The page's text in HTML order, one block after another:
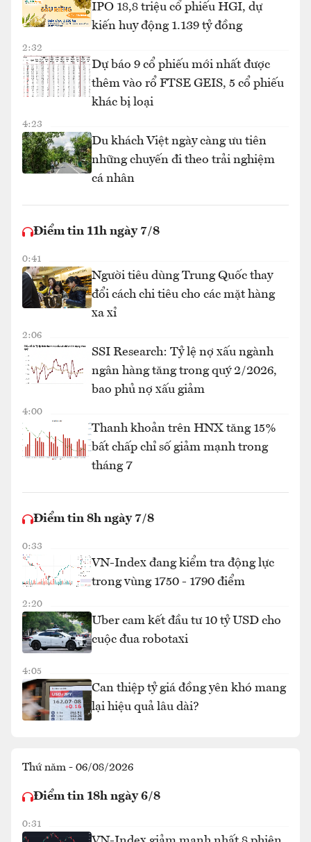
IPO 18,8 triệu cổ phiếu HGI, dự
kiến huy động 1.139 tỷ đồng
2:32
Dự báo 9 cổ phiếu mới nhất được
thêm vào rổ FTSE GEIS, 5 cổ phiếu
khác bị loại
4:23
Du khách Việt ngày càng ưu tiên
những chuyến đi theo trải nghiệm
cá nhân
Điểm tin 11h ngày 7/8
0:41
Người tiêu dùng Trung Quốc thay
đổi cách chi tiêu cho các mặt hàng
xa xỉ
2:06
SSI Research: Tỷ lệ nợ xấu ngành
ngân hàng tăng trong quý 2/2026,
bao phủ nợ xấu giảm
4:00
Thanh khoản trên HNX tăng 15%
bất chấp chỉ số giảm mạnh trong
tháng 7
Điểm tin 8h ngày 7/8
0:33
VN-Index đang kiểm tra động lực
trong vùng 1750 - 1790 điểm
2:20
Uber cam kết đầu tư 10 tỷ USD cho
cuộc đua robotaxi
4:05
Can thiệp tỷ giá đồng yên khó mang
lại hiệu quả lâu dài?
Thứ năm - 06/08/2026
Điểm tin 18h ngày 6/8
0:31